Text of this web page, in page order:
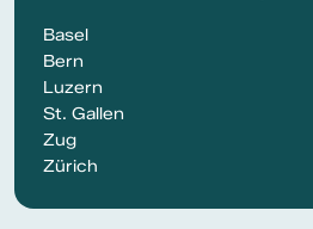
Basel
Bern
Luzern
St. Gallen
Zug
Zürich